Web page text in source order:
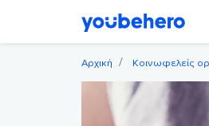
Αρχική Κοινωφελείς